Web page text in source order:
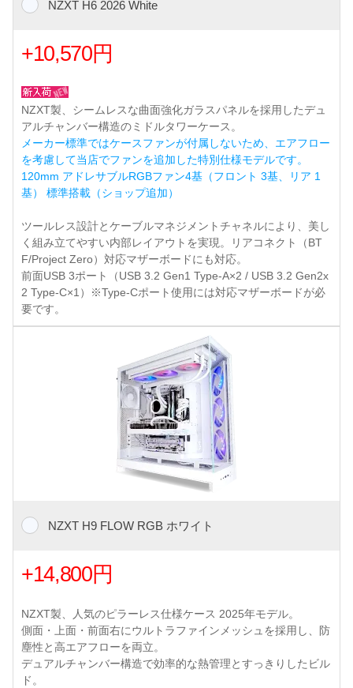
NZXT H6 2026 White
+10,570円
NZXT製、シームレスな曲面強化ガラスパネルを採用したデュ
アルチャンバー構造のミドルタワーケース。
メーカー標準ではケースファンが付属しないため、エアフロー
を考慮して当店でファンを追加した特別仕様モデルです。
120mm アドレサブルRGBファン4基（フロント 3基、リア 1
基） 標準搭載（ショップ追加）
ツールレス設計とケーブルマネジメントチャネルにより、美し
く組み立てやすい内部レイアウトを実現。リアコネクト（BT
F/Project Zero）対応マザーボードにも対応。
前面USB 3ポート（USB 3.2 Gen1 Type-A×2 / USB 3.2 Gen2x
2 Type-C×1）※Type-Cポート使用には対応マザーボードが必
要です。
NZXT H9 FLOW RGB ホワイト
+14,800円
NZXT製、人気のピラーレス仕様ケース 2025年モデル。
側面・上面・前面右にウルトラファインメッシュを採用し、防
塵性と高エアフローを両立。
デュアルチャンバー構造で効率的な熱管理とすっきりしたビル
ド。